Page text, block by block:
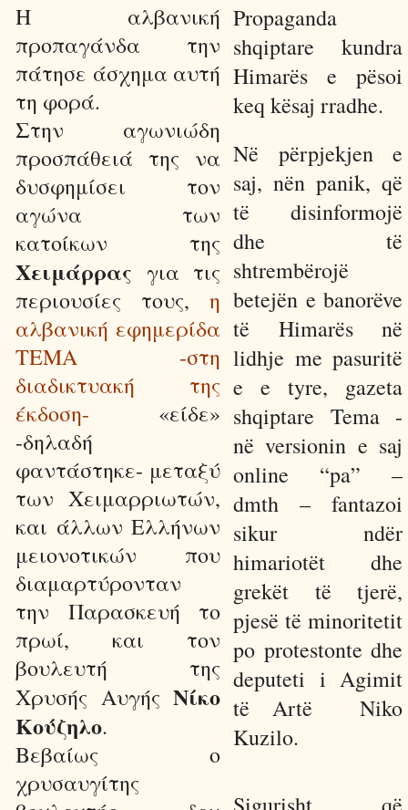
Η αλβανική
προπαγάνδα την
πάτησε άσχημα αυτή
τη φορά.
Στην αγωνιώδη
προσπάθειά της να
δυσφημίσει τον
αγώνα των
κατοίκων της
Χειμάρρας για τις
περιουσίες τους, η
αλβανική εφημερίδα
TEMA -στη
διαδικτυακή της
έκδοση- «είδε»
-δηλαδή
φαντάστηκε- μεταξύ
των Χειμαρριωτών,
και άλλων Ελλήνων
μειονοτικών που
διαμαρτύρονταν
την Παρασκευή το
πρωί, και τον
βουλευτή της
Χρυσής Αυγής Νίκο
Κούζηλο.
Βεβαίως ο
χρυσαυγίτης
Propaganda
shqiptare kundra
Himarës e pësoi
keq kësaj rradhe.
Në përpjekjen e
saj, nën panik, që
të disinformojë
dhe të
shtrembërojë
betejën e banorëve
të Himarës në
lidhje me pasuritë
e e tyre, gazeta
shqiptare Tema -
në versionin e saj
online “pa” –
dmth – fantazoi
sikur ndër
himariotët dhe
grekët të tjerë,
pjesë të minoritetit
po protestonte dhe
deputeti i Agimit
të Artë
Niko
Kuzilo.